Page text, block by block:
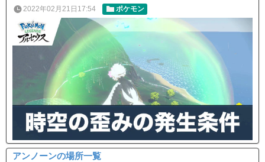
2022年02月21日17:54 ポケモン
アンノーンの場所一覧